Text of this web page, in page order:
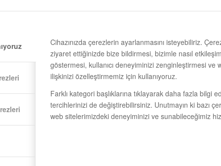
Cihazınızda çerezlerin ayarlanmasını isteyebiliriz.
ziyaret ettiğinizde bize bildirmesi, bizimle nasıl
göstermesi, kullanıcı deneyiminizi zenginleştirmesi ve
ilişkinizi özelleştirmemiz için kullanıyoruz.
Farklı kategori başlıklarına tıklayarak daha fazla bilgi
tercihlerinizi de değiştirebilirsiniz. Unutmayın ki bazı
web sitelerimizdeki deneyiminizi ve sunabileceğimiz
kenet çatılarda çatının üst
Kenet çatı montaj sistemlerinde herhangi
sistemi mukavemetli alüminyum
çatı kaplamasının çıkıntılarına
şekilde tasarlanmış olup, kenet
yanı sıra uzun ömürlü ve 12 Yıl
belirtilen kar, rüzgar ve deprem yükleri
Teknik
Yatay